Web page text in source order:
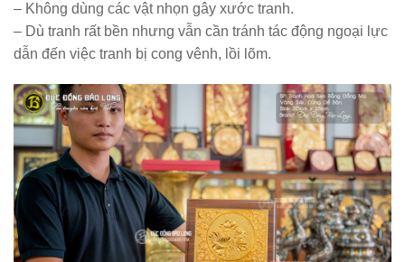
– Không dùng các vật nhọn gây xước tranh.
– Dù tranh rất bền nhưng vẫn cần tránh tác động ngoại lực
dẫn đến việc tranh bị cong vênh, lồi lõm.